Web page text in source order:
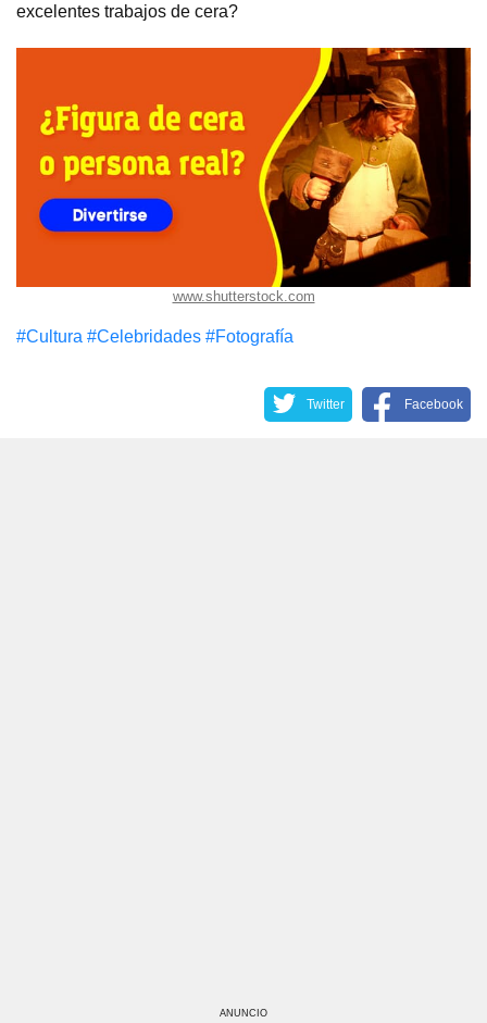
excelentes trabajos de cera?
www.shutterstock.com
#Cultura #Celebridades #Fotografía
Twitter Facebook
ANUNCIO